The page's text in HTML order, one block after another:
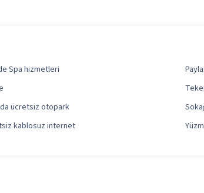
Spa hizmetleri
ücretsiz otopark
kablosuz internet